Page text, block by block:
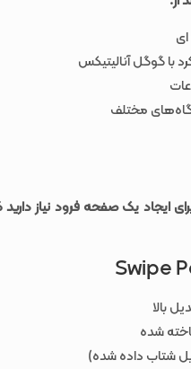
با گوگل آنالیتیکس
مختلف
ایجاد یک صفحه فرود نیاز دارید